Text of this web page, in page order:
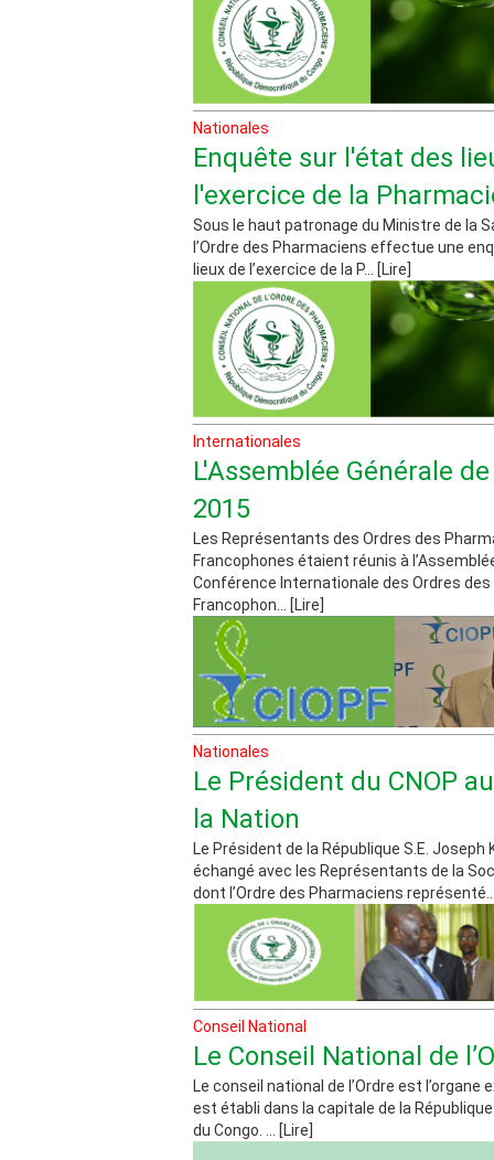
Nationales
Enquête sur l'état des
l'exercice de la
Sous le haut patronage du Ministre de la
l’Ordre des Pharmaciens effectue une
lieux de l’exercice de la P... [Lire]
Internationales
L'Assemblée Générale de
2015
Les Représentants des Ordres des
Francophones étaient réunis à
Conférence Internationale des Ordres
Francophon... [Lire]
Nationales
Le Président du CNOP
la Nation
Le Président de la République S.E. Joseph
échangé avec les Représentants de la
dont l’Ordre des Pharmaciens
Conseil National
Le Conseil National de
Le conseil national de l’Ordre est l’organe
est établi dans la capitale de la
du Congo. ... [Lire]